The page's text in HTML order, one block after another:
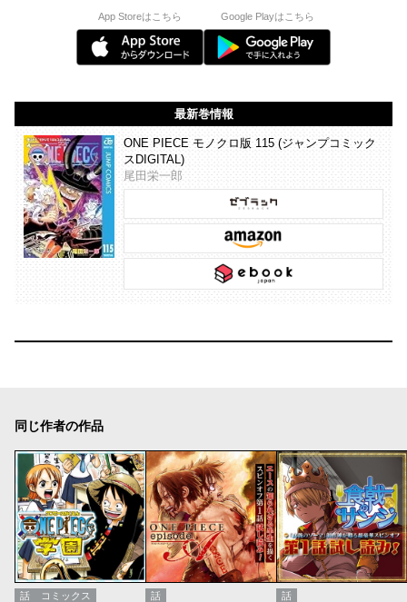
App Storeはこちら Google Playはこちら
最新巻情報
ONE PIECE モノクロ版 115 (ジャンプコミック
スDIGITAL)
尾田栄一郎
同じ作者の作品
話 コミックス 話 話